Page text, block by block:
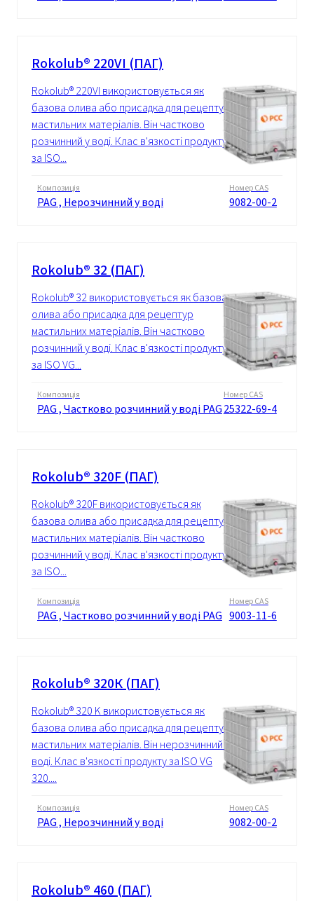
Rokolub® 220VI (ПАГ)
Rokolub® 220VI використовується як
базова олива або присадка для рецептур
мастильних матеріалів. Він частково
розчинний у воді. Клас в'язкості продукту
за ISO...
Композиція
PAG , Нерозчинний у воді
Номер CAS
9082-00-2
Rokolub® 32 (ПАГ)
Rokolub® 32 використовується як базова
олива або присадка для рецептур
мастильних матеріалів. Він частково
розчинний у воді. Клас в'язкості продукту
за ISO VG...
Композиція
PAG , Частково розчинний у воді PAG
Номер CAS
25322-69-4
Rokolub® 320F (ПАГ)
Rokolub® 320F використовується як
базова олива або присадка для рецептур
мастильних матеріалів. Він частково
розчинний у воді. Клас в'язкості продукту
за ISO...
Композиція
PAG , Частково розчинний у воді PAG
Номер CAS
9003-11-6
Rokolub® 320К (ПАГ)
Rokolub® 320 K використовується як
базова олива або присадка для рецептур
мастильних матеріалів. Він нерозчинний у
воді. Клас в'язкості продукту за ISO VG
320....
Композиція
PAG , Нерозчинний у воді
Номер CAS
9082-00-2
Rokolub® 460 (ПАГ)